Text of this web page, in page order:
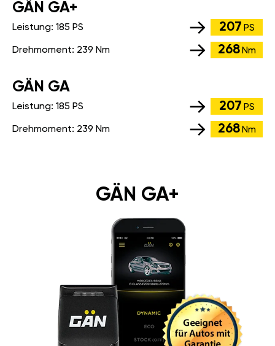
GÄN GA+
Leistung: 185 PS 207 PS
Drehmoment: 239 Nm 268 Nm
GÄN GA
Leistung: 185 PS 207 PS
Drehmoment: 239 Nm 268 Nm
GÄN GA+